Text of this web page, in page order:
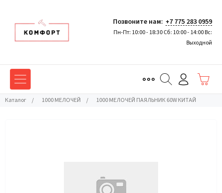
Позвоните нам: +7 775 283 0959
Пн-Пт: 10:00 - 18:30 Сб: 10:00 - 14:00 Вс:
Выходной
Каталог / 1000 МЕЛОЧЕЙ / 1000 МЕЛОЧЕЙ ПАЯЛЬНИК 60W КИТАЙ